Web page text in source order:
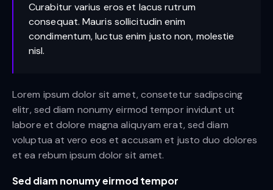
Curabitur varius eros et lacus rutrum
consequat. Mauris sollicitudin enim
condimentum, luctus enim justo non, molestie
nisl.
Lorem ipsum dolor sit amet, consetetur sadipscing
elitr, sed diam nonumy eirmod tempor invidunt ut
labore et dolore magna aliquyam erat, sed diam
voluptua at vero eos et accusam et justo duo dolores
et ea rebum ipsum dolor sit amet.
Sed diam nonumy eirmod tempor